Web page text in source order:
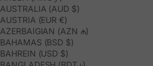
AUSTRALIA (AUD $)
AUSTRIA (EUR €)
AZERBAIGIAN (AZN ₼)
BAHAMAS (BSD $)
BAHREIN (USD $)